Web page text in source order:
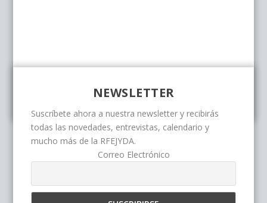
NEWSLETTER
Suscríbete ahora a nuestra newsletter y recibirás
todas las novedades, entrevistas, calendario y
mucho más de la RFEJYDA.
Correo Electrónico